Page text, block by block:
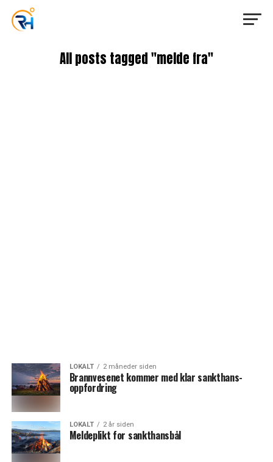
All posts tagged "melde fra"
LOKALT 2 måneder siden
Brannvesenet kommer med klar sankthans-
oppfordring
LOKALT 2 år siden
Meldeplikt for sankthansbål